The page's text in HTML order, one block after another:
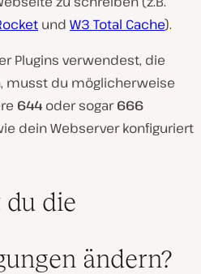
und W3 Total Cache).
Plugins verwendest, die
musst du möglicherweise
644 oder sogar666
dein Webserver konfiguriert
du die
ändern?